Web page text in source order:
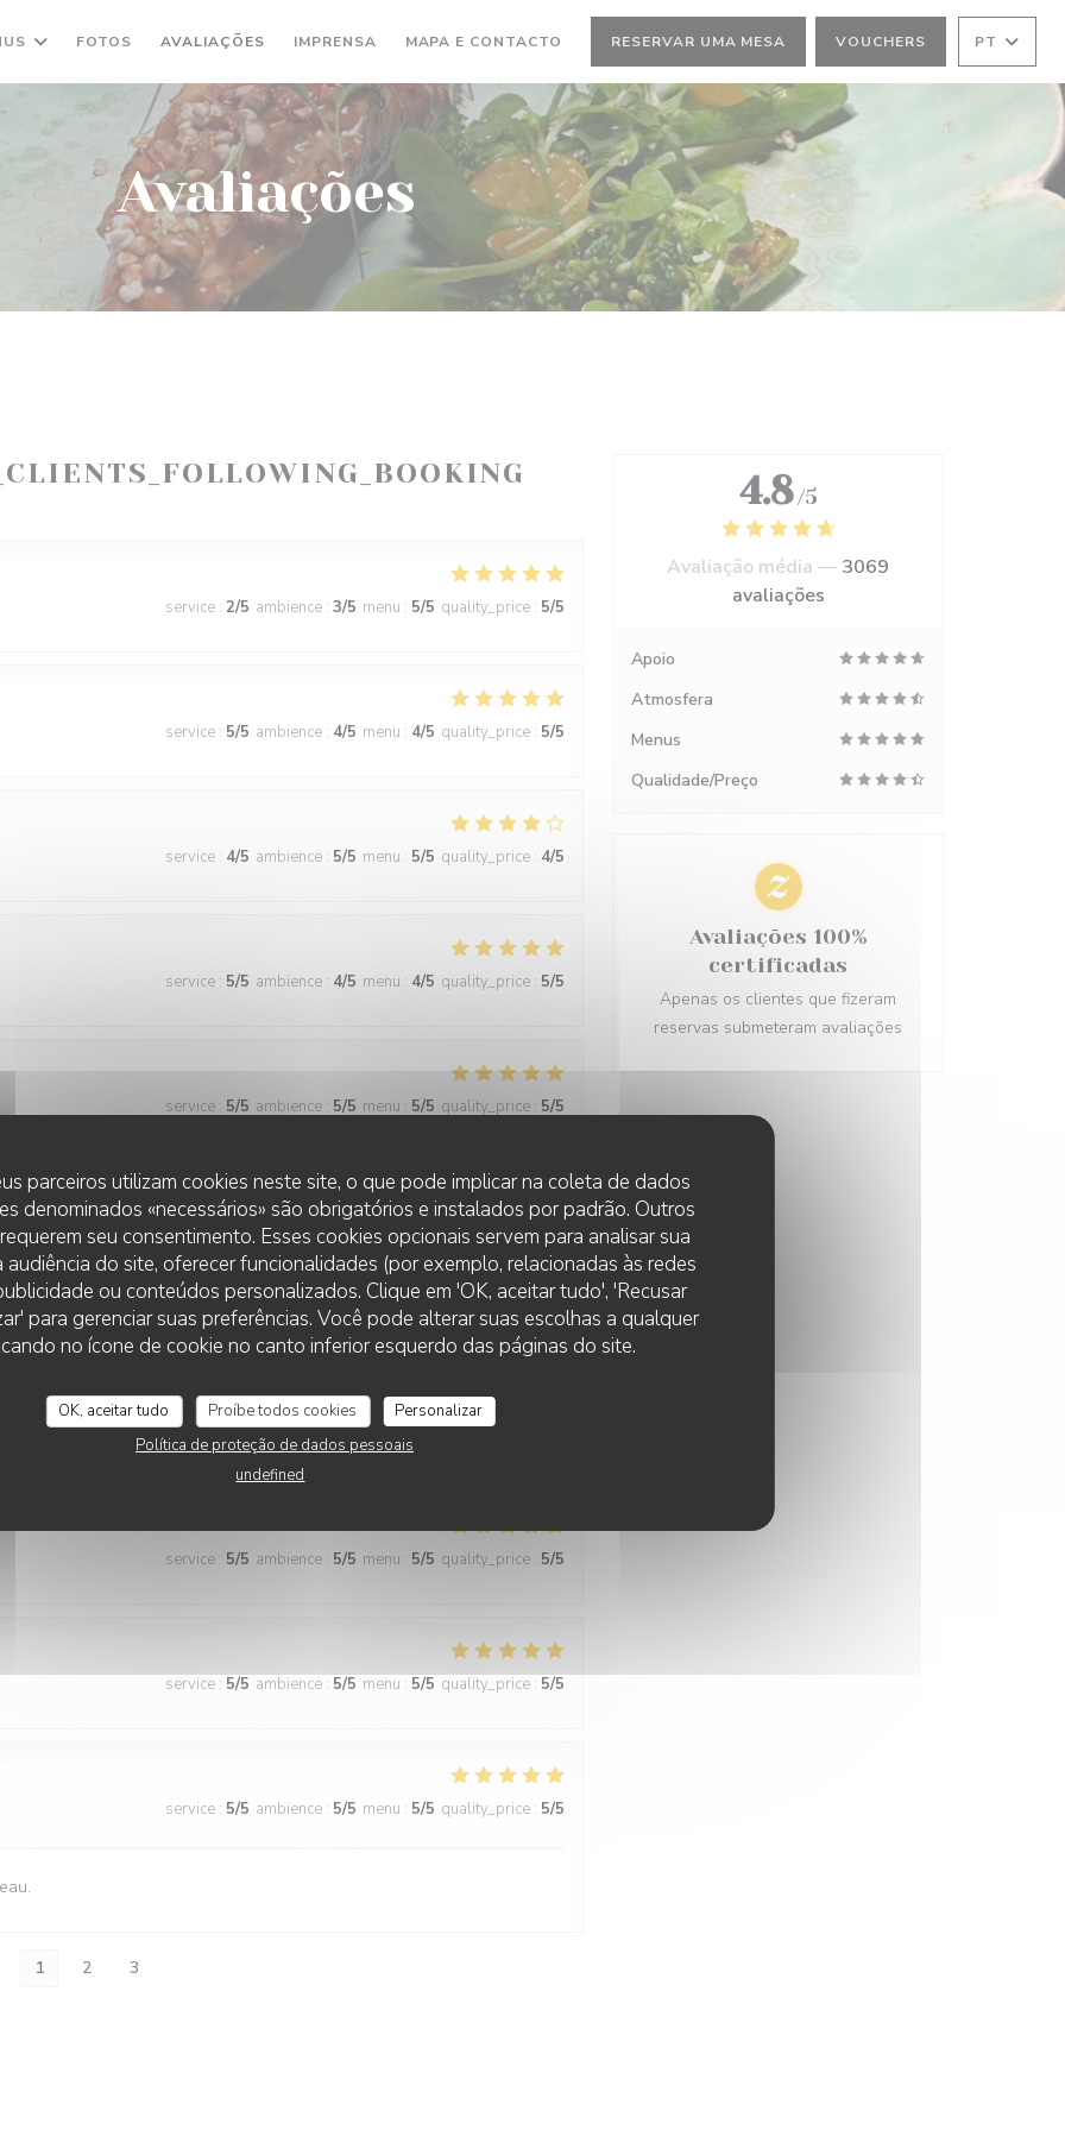
parceiros utilizam cookies neste site, o que pode implicar na coleta de dados
denominados «necessários» são obrigatórios e instalados por padrão. Outros
seu consentimento. Esses cookies opcionais servem para analisar sua
audiência do site, oferecer funcionalidades (por exemplo, relacionadas às redes
ou conteúdos personalizados. Clique em 'OK, aceitar tudo', 'Recusar
para gerenciar suas preferências. Você pode alterar suas escolhas a qualquer
no ícone de cookie no canto inferior esquerdo das páginas do site.
OK, aceitar tudo Proíbe todos cookies
Personalizar
Política de proteção de dados pessoais
undefined
FOTOS AVALIAÇÕES IMPRENSA MAPA E CONTACTO RESERVAR UMA MESA VOUCHERS PT
Avaliações
service : 2/5 ambience : 3/5 menu : 5/5 quality_price : 5/5
service : 5/5 ambience : 4/5 menu : 4/5 quality_price : 5/5
service : 4/5 ambience : 5/5 menu : 5/5 quality_price : 4/5
service : 5/5 ambience : 4/5 menu : 4/5 quality_price : 5/5
service : 5/5 ambience : 5/5 menu : 5/5 quality_price : 5/5
service: 5/5 ambience:5/5 menu: 5/5 quality_price: 5/5
service: 5 /5 ambience : 5/5 menu: 5/5 quality_price: 5/5
service : 5/5 ambience : 5/5 menu : 5/5 quality_price : 5/5
service : 5/5 ambience : 5/5 menu : 5/5 quality_price : 5/5
service : 5/5 ambience : 5/5 menu : 5/5 quality_price : 5/5
1 2 3
4.8 /5
Avaliação média — 3069
avaliações
Apoio
Atmosfera
Menus
Qualidade/Preço
Avaliações 100%
certificadas
Apenas os clientes que fizeram
reservas submeteram avaliações